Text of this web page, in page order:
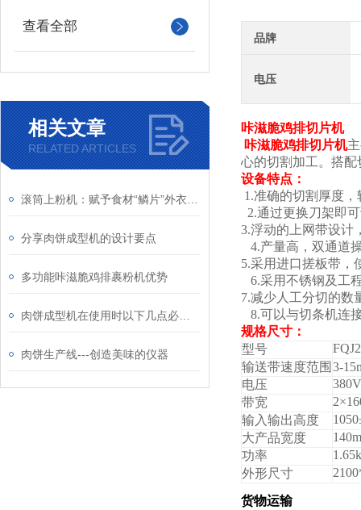
查看全部
相关文章
RELATED ARTICLES
分享肉饼成型机的设计要点
多功能咔滋脆鸡排裹粉机优势
肉饼生产线---创造美味的仪器
品牌
电压
咔滋脆鸡排切片机
咔滋脆鸡排切片机
心的切割加工。搭
设备特点：
1.准确的切割厚度
2.通过更换刀架即
3.浮动的上网带设计
4.产量高，双通道
5.采用进口搓板带，
6.采用不锈钢及工
7.减少人工分切的数
8.可以与切条机连
规格尺寸：
型号
输送带速度范围 3-
电压
带宽
输入输出高度
大产品宽度
功率
外形尺寸
货物运输